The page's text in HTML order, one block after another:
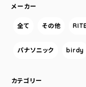
メーカー
全て その他
パナソニック birdy
カテゴリー